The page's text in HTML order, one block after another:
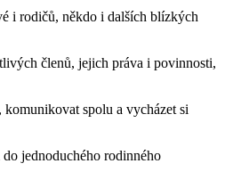
i rodičů, někdo i dalších blízkých
členů, jejich práva i povinnosti,
komunikovat spolu a vycházet si
jednoduchého rodinného